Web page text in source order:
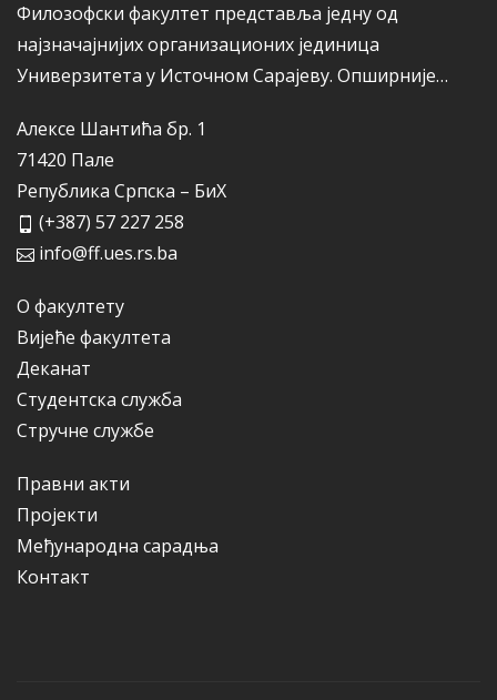
Филозофски факултет представља једну од
најзначајнијих организационих јединица
Универзитета у Источном Сарајеву. Опширније…
Алексе Шантића бр. 1
71420 Пале
Република Српска – БиХ
(+387) 57 227 258
info@ff.ues.rs.ba
О факултету
Вијеће факултета
Деканат
Студентска служба
Стручне службе
Правни акти
Пројекти
Међународна сарадња
Контакт